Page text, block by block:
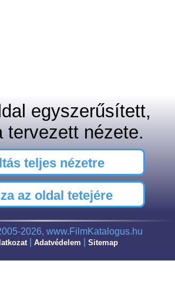
egyszerűsített,
tervezett nézete.
teljes nézetre
az oldal tetejére
2026, www.FilmKatalogus.hu
| Adatvédelem Sitemap